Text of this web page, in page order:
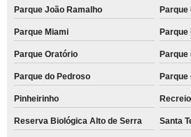
Parque João Ramalho Parque
Parque Miami Parque
Parque Oratório Parque
Parque do Pedroso Parque
Pinheirinho
Reserva Biológica Alto de Serra Santa